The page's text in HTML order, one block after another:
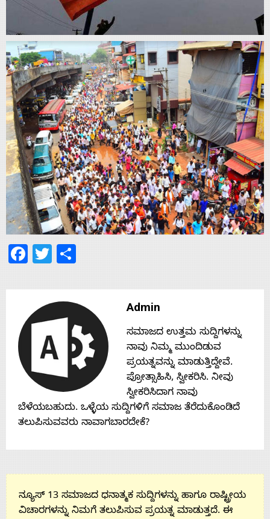
Facebook
Twitter
Admin
ಸಮಾಜದ ಉತ್ತಮ ಸುದ್ದಿಗಳನ್ನು
ನಾವು ನಿಮ್ಮ ಮುಂದಿಡುವ
ಪ್ರಯತ್ನವನ್ನು ಮಾಡುತ್ತಿದ್ದೇವೆ.
ಪ್ರೋತ್ಸಾಹಿಸಿ, ಸ್ವೀಕರಿಸಿ. ನೀವು
ಸ್ವೀಕರಿಸಿದಾಗ ನಾವು
ಬೆಳೆಯಬಹುದು. ಒಳ್ಳೆಯ ಸುದ್ದಿಗಳಿಗೆ ಸಮಾಜ ತೆರೆದುಕೊಂಡಿದೆ
ತಲುಪಿಸುವವರು ನಾವಾಗಬಾರದೇಕೆ?
ನ್ಯೂಸ್ 13 ಸಮಾಜದ ಧನಾತ್ಮಕ ಸುದ್ದಿಗಳನ್ನು ಹಾಗೂ ರಾಷ್ಟ್ರೀಯ
ವಿಚಾರಗಳನ್ನು ನಿಮಗೆ ತಲುಪಿಸುವ ಪ್ರಯತ್ನ ಮಾಡುತ್ತದೆ. ಈ